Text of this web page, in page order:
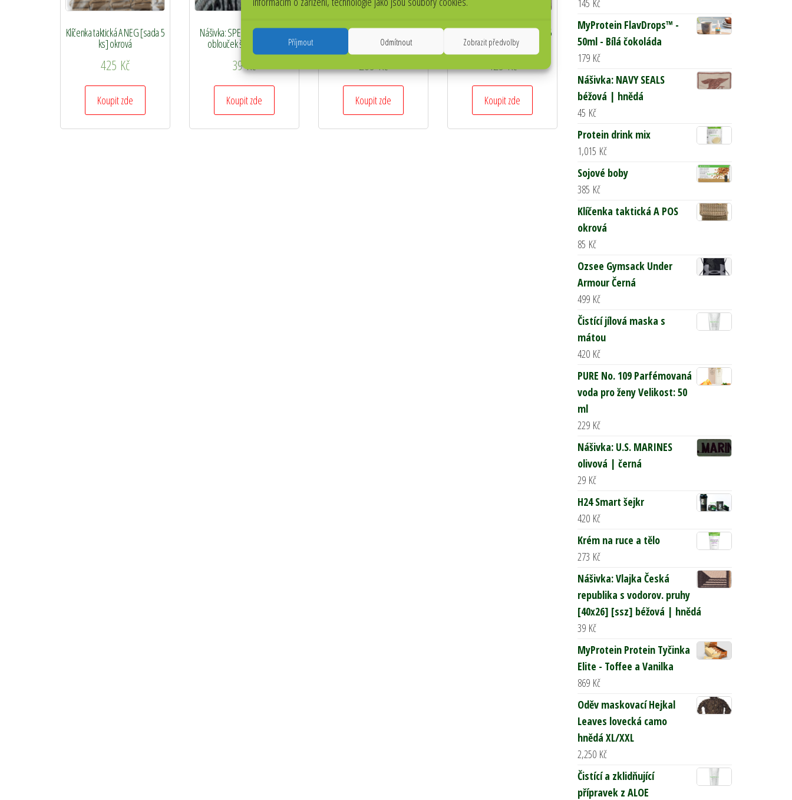
Příjmout Odmítnout Zobrazit předvolby
Klíčenka taktická A NEG [sada 5
ks] okrová
425 Kč
Koupit zde
Nášivka: SPECIAL FORCES –
oblouček šedá | černá
39Kč
Koupit zde
Nášivka: PYROTECHNIK [velká]
[ssz] vz. 95 zelený
285Kč
Koupit zde
Klíčenka taktická B POS [sada 5
ks] okrová
425Kč
Koupit zde
145 Kč
MyProtein FlavDrops™ -
50ml - Bílá čokoláda
179 Kč
Nášivka: NAVY SEALS
béžová | hnědá
45 Kč
Protein drink mix
1,015 Kč
Sojové boby
385 Kč
Klíčenka taktická A POS
okrová
85 Kč
Ozsee Gymsack Under
Armour Černá
499 Kč
Čistící jílová maska s
mátou
420 Kč
PURE No. 109 Parfémovaná
voda pro ženy Velikost: 50
ml
229 Kč
Nášivka: U.S. MARINES
olivová | černá
29 Kč
H24 Smart šejkr
420 Kč
Krém na ruce a tělo
273 Kč
Nášivka: Vlajka Česká
republika s vodorov. pruhy
[40x26] [ssz] béžová | hnědá
39 Kč
MyProtein Protein Tyčinka
Elite - Toffee a Vanilka
869 Kč
Oděv maskovací Hejkal
Leaves lovecká camo
hnědá XL/XXL
2,250 Kč
Čistící a zklidňující
přípravek z ALOE